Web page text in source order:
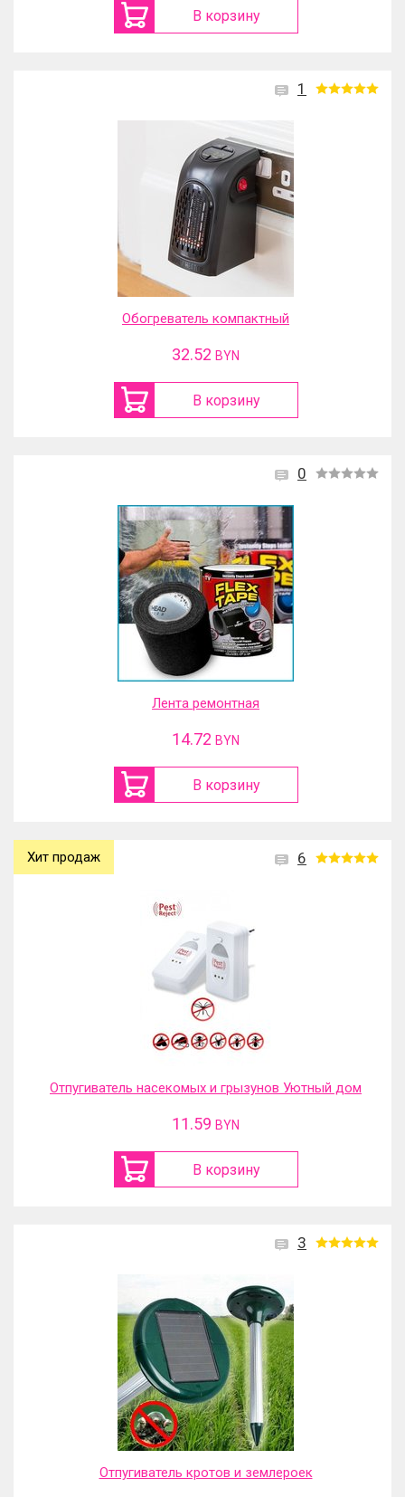
В корзину
1
Обогреватель компактный
32.52 BYN
В корзину
0
Лента ремонтная
14.72 BYN
В корзину
6
Хит продаж
Отпугиватель насекомых и грызунов Уютный дом
11.59 BYN
В корзину
3
Отпугиватель кротов и землероек